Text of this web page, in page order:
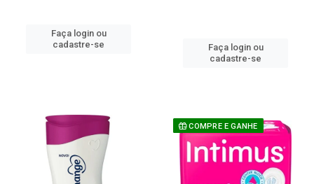
Faça login ou
cadastre-se
Faça login ou
cadastre-se
COMPRE E GANHE